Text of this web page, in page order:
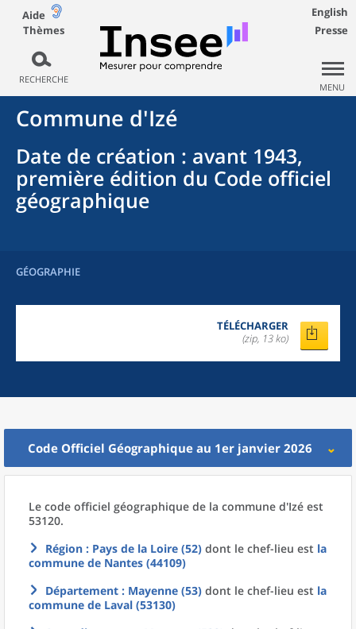
Aide
Thèmes
RECHERCHE
English
Presse
MENU
Commune d'Izé
Date de création : avant 1943,
première édition du Code officiel
géographique
GÉOGRAPHIE
TÉLÉCHARGER
(zip, 13 ko)
Code Officiel Géographique au 1er janvier 2026
Le code officiel géographique de la commune d'Izé est
53120.
Région : Pays de la Loire (52) dont le chef-lieu est la
commune de Nantes (44109)
Département : Mayenne (53) dont le chef-lieu est la
commune de Laval (53130)